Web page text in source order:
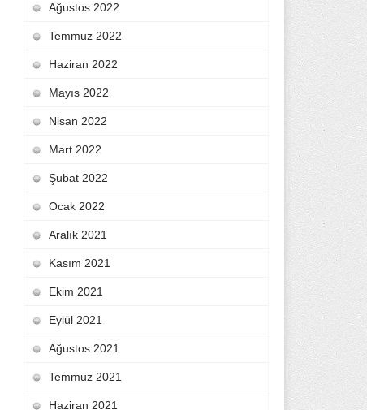
Ağustos 2022
Temmuz 2022
Haziran 2022
Mayıs 2022
Nisan 2022
Mart 2022
Şubat 2022
Ocak 2022
Aralık 2021
Kasım 2021
Ekim 2021
Eylül 2021
Ağustos 2021
Temmuz 2021
Haziran 2021